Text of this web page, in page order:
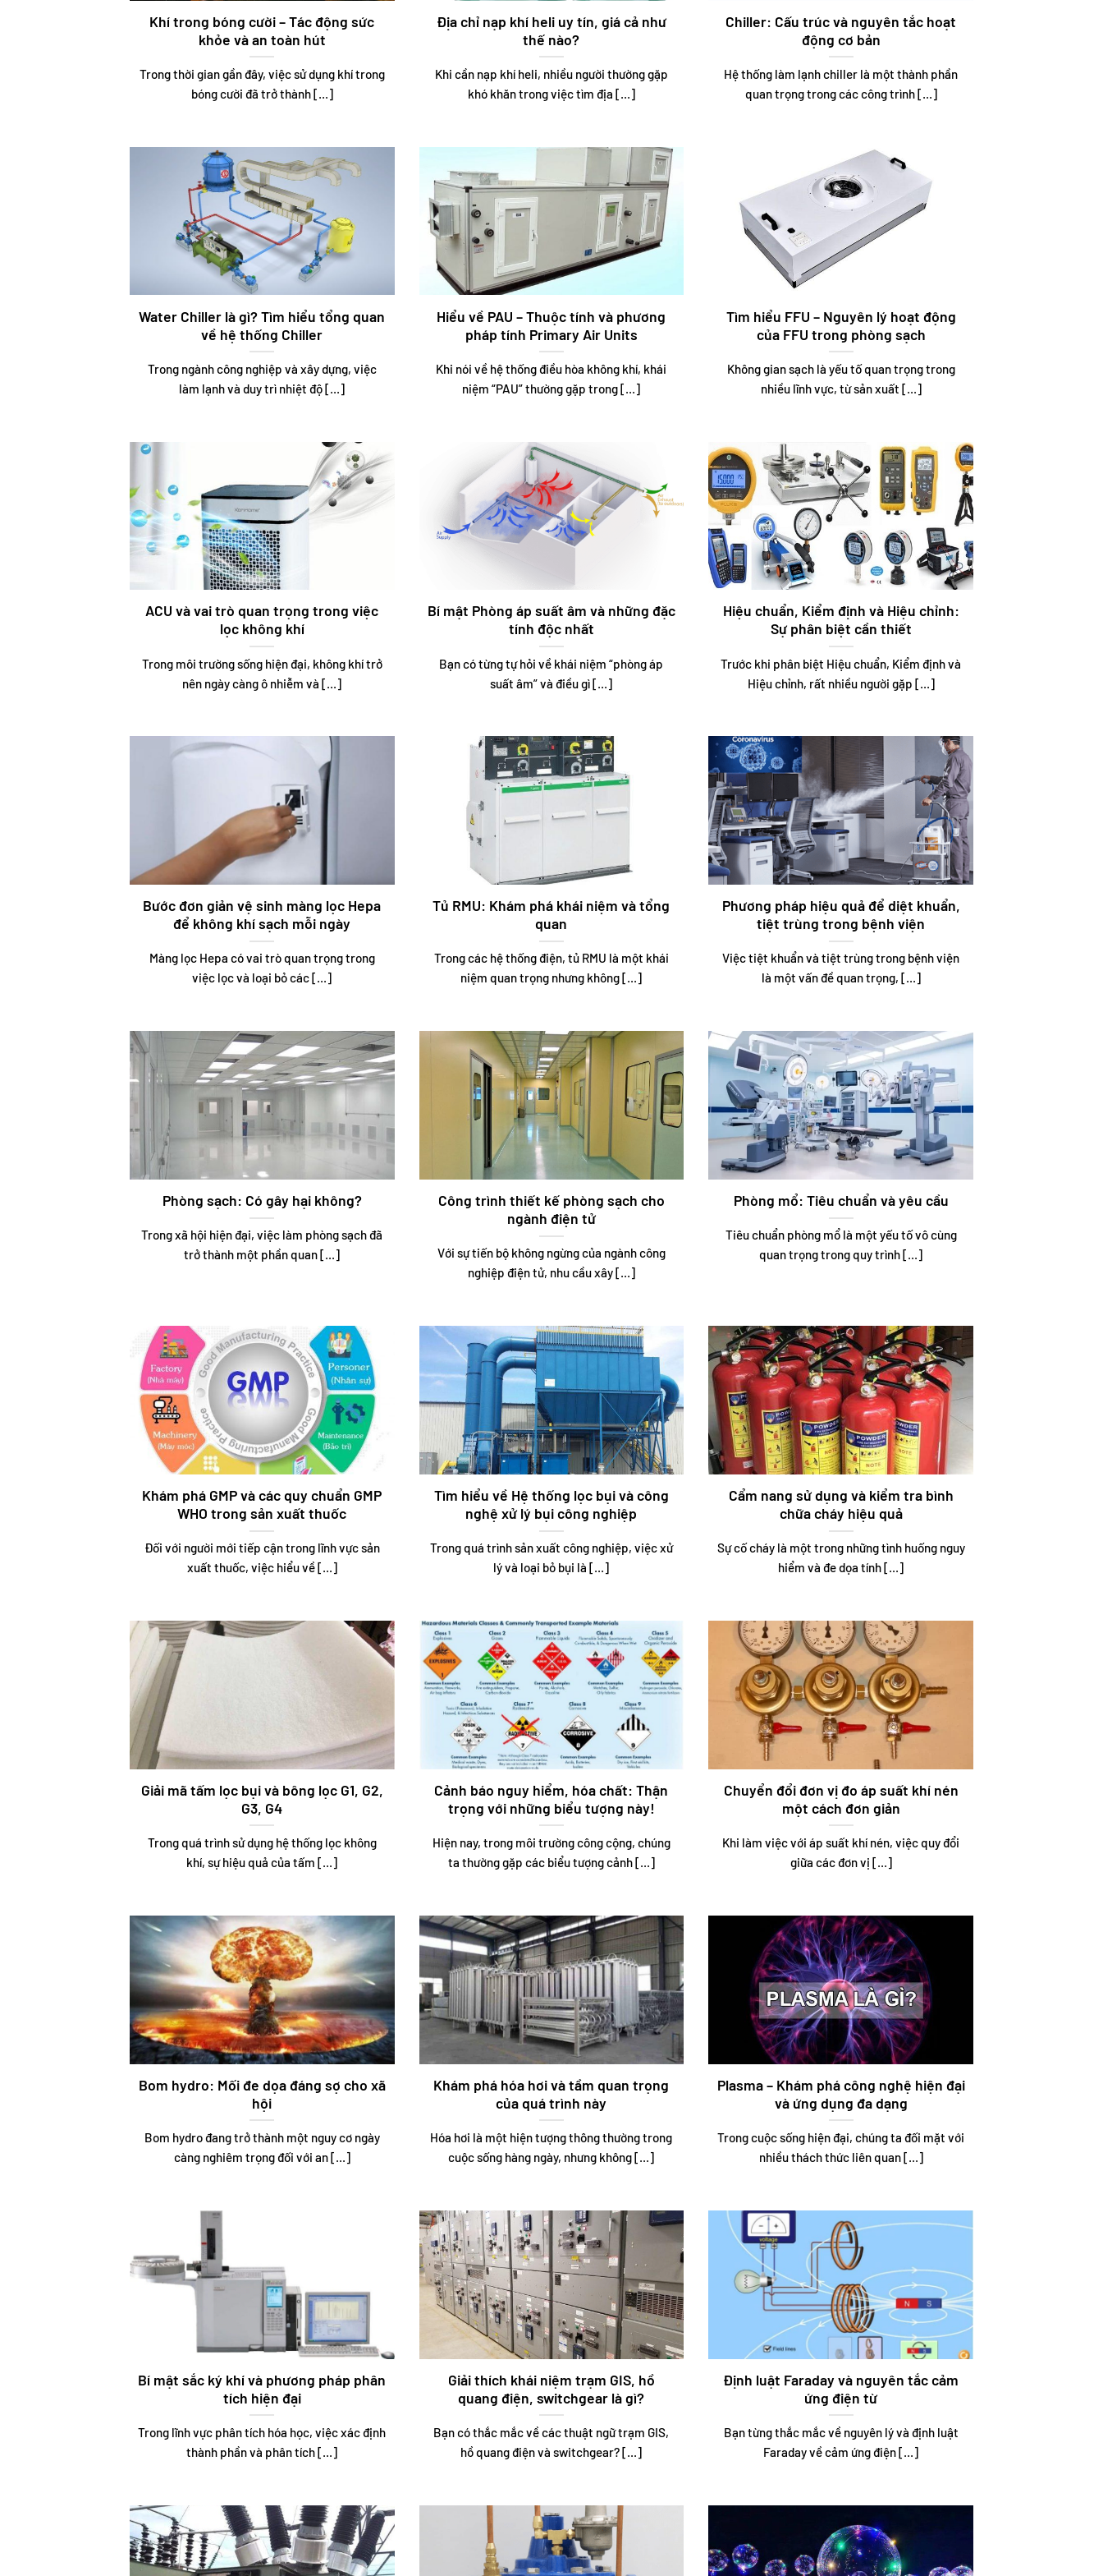
Khí trong bóng cười – Tác động sức
khỏe và an toàn hút
Trong thời gian gần đây, việc sử dụng khí trong
bóng cười đã trở thành [...]
Địa chỉ nạp khí heli uy tín, giá cả như
thế nào?
Khi cần nạp khí heli, nhiều người thường gặp
khó khăn trong việc tìm địa [...]
Chiller: Cấu trúc và nguyên tắc hoạt
động cơ bản
Hệ thống làm lạnh chiller là một thành phần
quan trọng trong các công trình [...]
Water Chiller là gì? Tìm hiểu tổng quan
về hệ thống Chiller
Trong ngành công nghiệp và xây dựng, việc
làm lạnh và duy trì nhiệt độ [...]
Hiểu về PAU – Thuộc tính và phương
pháp tính Primary Air Units
Khi nói về hệ thống điều hòa không khí, khái
niệm “PAU” thường gặp trong [...]
Tìm hiểu FFU – Nguyên lý hoạt động
của FFU trong phòng sạch
Không gian sạch là yếu tố quan trọng trong
nhiều lĩnh vực, từ sản xuất [...]
ACU và vai trò quan trọng trong việc
lọc không khí
Trong môi trường sống hiện đại, không khí trở
nên ngày càng ô nhiễm và [...]
Bí mật Phòng áp suất âm và những đặc
tính độc nhất
Bạn có từng tự hỏi về khái niệm “phòng áp
suất âm” và điều gì [...]
Hiệu chuẩn, Kiểm định và Hiệu chỉnh:
Sự phân biệt cần thiết
Trước khi phân biệt Hiệu chuẩn, Kiểm định và
Hiệu chỉnh, rất nhiều người gặp [...]
Bước đơn giản vệ sinh màng lọc Hepa
để không khí sạch mỗi ngày
Màng lọc Hepa có vai trò quan trọng trong
việc lọc và loại bỏ các [...]
Tủ RMU: Khám phá khái niệm và tổng
quan
Trong các hệ thống điện, tủ RMU là một khái
niệm quan trọng nhưng không [...]
Phương pháp hiệu quả để diệt khuẩn,
tiệt trùng trong bệnh viện
Việc tiệt khuẩn và tiệt trùng trong bệnh viện
là một vấn đề quan trọng, [...]
Phòng sạch: Có gây hại không?
Trong xã hội hiện đại, việc làm phòng sạch đã
trở thành một phần quan [...]
Công trình thiết kế phòng sạch cho
ngành điện tử
Với sự tiến bộ không ngừng của ngành công
nghiệp điện tử, nhu cầu xây [...]
Phòng mổ: Tiêu chuẩn và yêu cầu
Tiêu chuẩn phòng mổ là một yếu tố vô cùng
quan trọng trong quy trình [...]
Khám phá GMP và các quy chuẩn GMP
WHO trong sản xuất thuốc
Đối với người mới tiếp cận trong lĩnh vực sản
xuất thuốc, việc hiểu về [...]
Tìm hiểu về Hệ thống lọc bụi và công
nghệ xử lý bụi công nghiệp
Trong quá trình sản xuất công nghiệp, việc xử
lý và loại bỏ bụi là [...]
Cẩm nang sử dụng và kiểm tra bình
chữa cháy hiệu quả
Sự cố cháy là một trong những tình huống nguy
hiểm và đe dọa tính [...]
Giải mã tấm lọc bụi và bông lọc G1, G2,
G3, G4
Trong quá trình sử dụng hệ thống lọc không
khí, sự hiệu quả của tấm [...]
Cảnh báo nguy hiểm, hóa chất: Thận
trọng với những biểu tượng này!
Hiện nay, trong môi trường công cộng, chúng
ta thường gặp các biểu tượng cảnh [...]
Chuyển đổi đơn vị đo áp suất khí nén
một cách đơn giản
Khi làm việc với áp suất khí nén, việc quy đổi
giữa các đơn vị [...]
Bom hydro: Mối đe dọa đáng sợ cho xã
hội
Bom hydro đang trở thành một nguy cơ ngày
càng nghiêm trọng đối với an [...]
Khám phá hóa hơi và tầm quan trọng
của quá trình này
Hóa hơi là một hiện tượng thông thường trong
cuộc sống hàng ngày, nhưng không [...]
Plasma – Khám phá công nghệ hiện đại
và ứng dụng đa dạng
Trong cuộc sống hiện đại, chúng ta đối mặt với
nhiều thách thức liên quan [...]
Bí mật sắc ký khí và phương pháp phân
tích hiện đại
Trong lĩnh vực phân tích hóa học, việc xác định
thành phần và phân tích [...]
Giải thích khái niệm trạm GIS, hồ
quang điện, switchgear là gì?
Bạn có thắc mắc về các thuật ngữ trạm GIS,
hồ quang điện và switchgear? [...]
Định luật Faraday và nguyên tắc cảm
ứng điện từ
Bạn từng thắc mắc về nguyên lý và định luật
Faraday về cảm ứng điện [...]